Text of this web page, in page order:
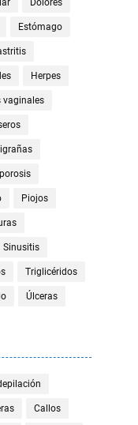
Dolores
Estómago
Herpes
vaginales
Piojos
Sinusitis
Triglicéridos
Úlceras
Callos